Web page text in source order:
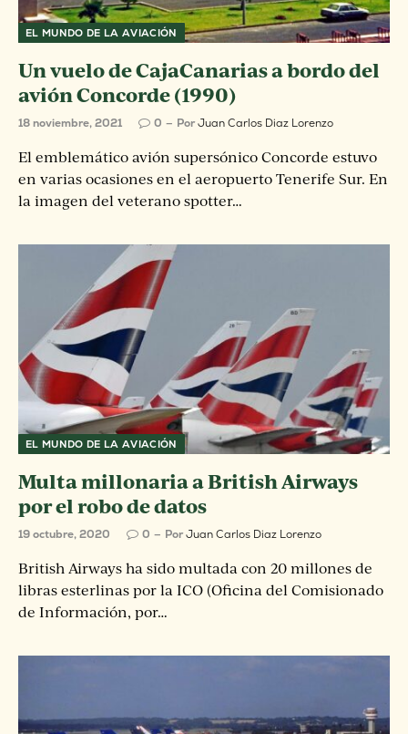
EL MUNDO DE LA AVIACIÓN
Un vuelo de CajaCanarias a bordo del
avión Concorde (1990)
18 noviembre, 2021 0 PorJuan Carlos Diaz Lorenzo
El emblemático avión supersónico Concorde estuvo
en varias ocasiones en el aeropuerto Tenerife Sur. En
la imagen del veterano spotter…
EL MUNDO DE LA AVIACIÓN
Multa millonaria a British Airways
por el robo de datos
19 octubre, 2020 0 PorJuan Carlos Diaz Lorenzo
British Airways ha sido multada con 20 millones de
libras esterlinas por la ICO (Oficina del Comisionado
de Información, por…